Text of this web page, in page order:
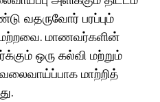
வதருவோர் பரப்பும்
மாணவர்களின்
ஒரு கல்வி மற்றும்
மாற்றித்